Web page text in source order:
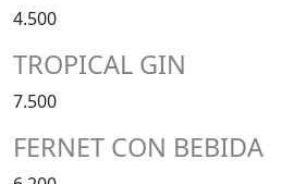
4.500
TROPICAL GIN
7.500
FERNET CON BEBIDA